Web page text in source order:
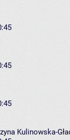
Kulinowska-